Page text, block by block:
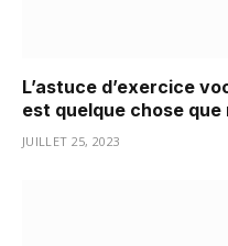
L’astuce d’exercice
est quelque chose
JUILLET 25, 2023